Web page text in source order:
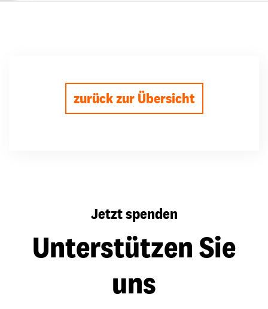
zurück zur Übersicht
Jetzt spenden
Unterstützen Sie
uns